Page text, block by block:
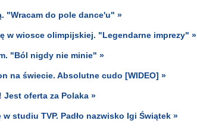
"Wracam do pole dance'u" »
w wiosce olimpijskiej. "Legendarne imprezy" »
"Ból nigdy nie minie" »
na świecie. Absolutne cudo [WIDEO] »
oferta za Polaka »
studiu TVP. Padło nazwisko Igi Świątek »